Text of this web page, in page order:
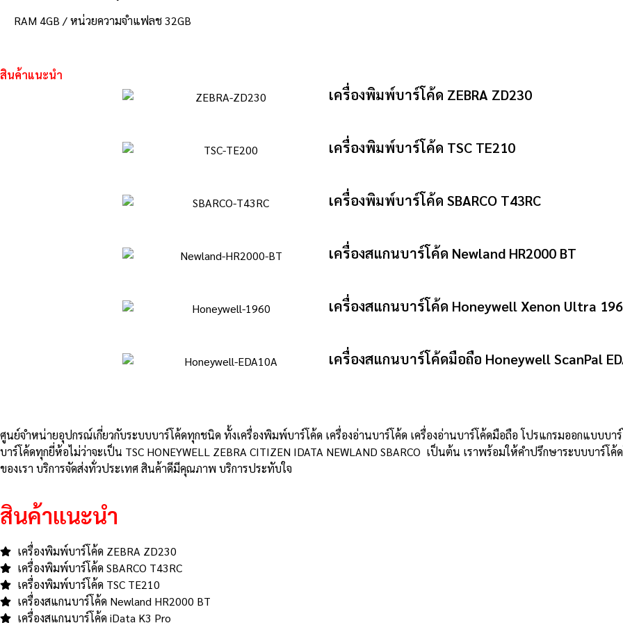
RAM 4GB / หน่วยความจำแฟลช 32GB
สินค้าแนะนำ
เครื่องพิมพ์บาร์โค้ด ZEBRA ZD230
เครื่องพิมพ์บาร์โค้ด TSC TE210
เครื่องพิมพ์บาร์โค้ด SBARCO T43RC
เครื่องสแกนบาร์โค้ด Newland HR2000 BT
เครื่องสแกนบาร์โค้ด Honeywell Xenon Ultra
เครื่องสแกนบาร์โค้ดมือถือ Honeywell ScanPal
ศูนย์จําหน่ายอุปกรณ์เกี่ยวกับระบบบาร์โค้ดทุกชนิด ทั้งเครื่องพิมพ์บาร์โค้ด เครื่องอ่านบาร์โค้ด เครื่องอ่านบาร์โค้ดมือถือ โปรแกรมออกแบบบ
บาร์โค้ดทุกยี่ห้อไม่ว่าจะเป็น TSC HONEYWELL ZEBRA CITIZEN IDATA NEWLAND SBARCO เป็นต้น เราพร้อมให้คำปรึกษาระบบบา
ของเรา บริการจัดส่งทั่วประเทศ สินค้าดีมีคุณภาพ บริการประทับใจ
สินค้าแนะนำ
เครื่องพิมพ์บาร์โค้ด ZEBRA ZD230
เครื่องพิมพ์บาร์โค้ด SBARCO T43RC
เครื่องพิมพ์บาร์โค้ด TSC TE210
เครื่องสแกนบาร์โค้ด Newland HR2000 BT
เครื่องสแกนบาร์โค้ด iData K3 Pro